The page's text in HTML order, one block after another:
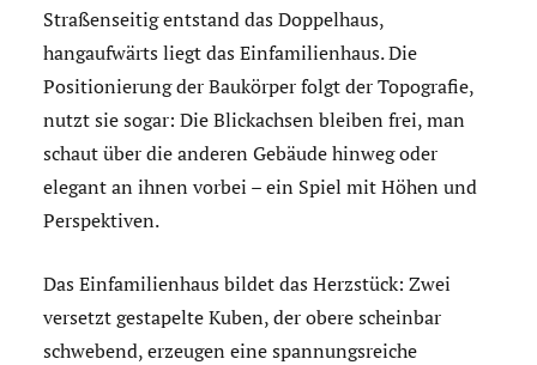
Straßenseitig entstand das Doppelhaus,
hangaufwärts liegt das Einfamilienhaus. Die
Positionierung der Baukörper folgt der Topografie,
nutzt sie sogar: Die Blickachsen bleiben frei, man
schaut über die anderen Gebäude hinweg oder
elegant an ihnen vorbei – ein Spiel mit Höhen und
Perspektiven.
Das Einfamilienhaus bildet das Herzstück: Zwei
versetzt gestapelte Kuben, der obere scheinbar
schwebend, erzeugen eine spannungsreiche